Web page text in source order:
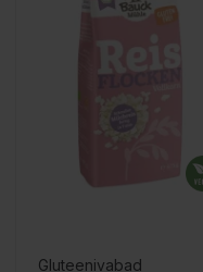
Gluteenivabad